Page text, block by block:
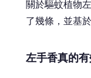
關於驅蚊植物
了幾條，並基
左手香真的